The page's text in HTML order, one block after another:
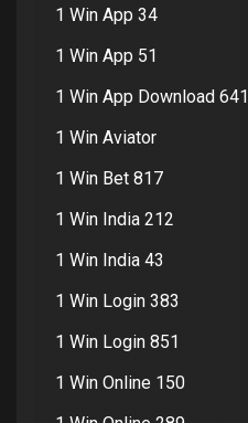
1 Win App 34
1 Win App 51
1 Win App Download 641
1 Win Aviator
1 Win Bet 817
1 Win India 212
1 Win India 43
1 Win Login 383
1 Win Login 851
1 Win Online 150